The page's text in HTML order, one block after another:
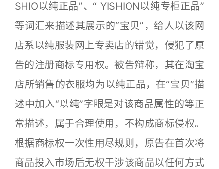
SHIO以纯正品”、“ YISHION以纯专柜正品”
等词汇来描述其展示的“宝贝”，给人以该网
店系以纯服装网上专卖店的错觉，侵犯了原
告的注册商标专用权。被告辩称，其在淘宝
店所销售的衣服均为以纯正品，在“宝贝”描
述中加入“以纯”字眼是对该商品属性的等正
常描述，属于合理使用，不构成商标侵权。
根据商标权一次性用尽规则，原告在首次将
商品投入市场后无权干涉该商品以任何方式